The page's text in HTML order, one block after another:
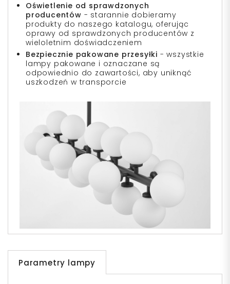
Oświetlenie od sprawdzonych
producentów - starannie dobieramy
produkty do naszego katalogu, oferując
oprawy od sprawdzonych producentów z
wieloletnim doświadczeniem
Bezpiecznie pakowane przesyłki - wszystkie
lampy pakowane i oznaczane są
odpowiednio do zawartości, aby uniknąć
uszkodzeń w transporcie
Parametry lampy